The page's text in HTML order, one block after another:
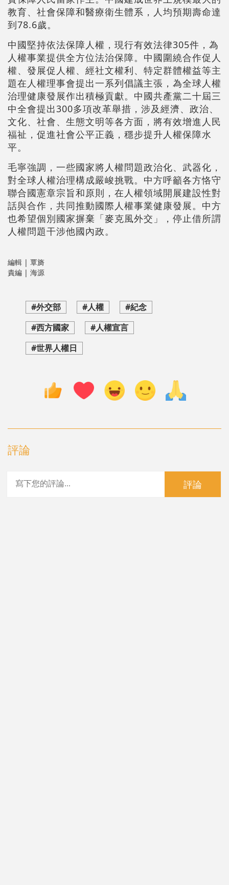
教育、社會保障和醫療衛生體系，人均預期壽命達
到78.6歲。
中國堅持依法保障人權，現行有效法律305件，為
人權事業提供全方位法治保障。中國圍繞合作促人
權、發展促人權、經社文權利、特定群體權益等主
題在人權理事會提出一系列倡議主張，為全球人權
治理健康發展作出積極貢獻。中國共產黨二十屆三
中全會提出300多項改革舉措，涉及經濟、政治、
文化、社會、生態文明等各方面，將有效增進人民
福祉，促進社會公平正義，穩步提升人權保障水
平。
毛寧強調，一些國家將人權問題政治化、武器化，
對全球人權治理構成嚴峻挑戰。中方呼籲各方恪守
聯合國憲章宗旨和原則，在人權領域開展建設性對
話與合作，共同推動國際人權事業健康發展。中方
也希望個別國家摒棄「麥克風外交」，停止借所謂
人權問題干涉他國內政。
編輯 | 覃旖
責編 | 海源
#外交部 #人權
#紀念
#西方國家
#人權宣言
#世界人權日
評論
評論